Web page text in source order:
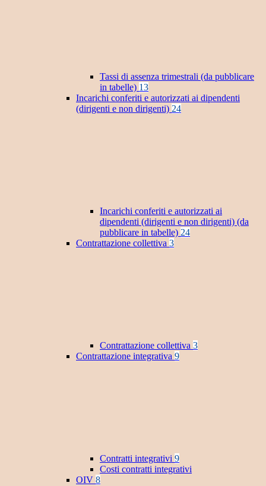
Tassi di assenza trimestrali (da pubblicare
in tabelle) 13
Incarichi conferiti e autorizzati ai dipendenti
(dirigenti e non dirigenti) 24
Incarichi conferiti e autorizzati ai
dipendenti (dirigenti e non dirigenti) (da
pubblicare in tabelle) 24
Contrattazione collettiva 3
Contrattazione collettiva 3
Contrattazione integrativa 9
Contratti integrativi 9
Costi contratti integrativi
OIV 8